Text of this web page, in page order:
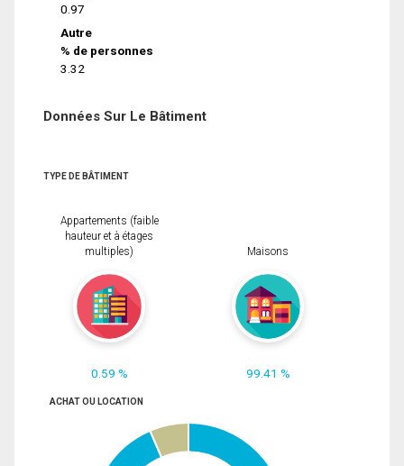
0.97
Autre
% de personnes
3.32
Données Sur Le Bâtiment
TYPE DE BÂTIMENT
Appartements (faible
hauteur et à étages
multiples)
0.59 %
Maisons
99.41 %
ACHAT OU LOCATION